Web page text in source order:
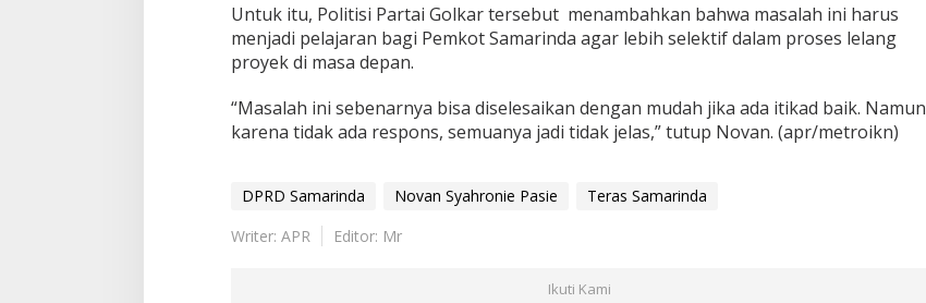
Untuk itu, Politisi Partai Golkar tersebut menambahkan bahwa masalah ini harus
menjadi pelajaran bagi Pemkot Samarinda agar lebih selektif dalam proses lelang
proyek di masa depan.
“Masalah ini sebenarnya bisa diselesaikan dengan mudah jika ada itikad baik. Namun
karena tidak ada respons, semuanya jadi tidak jelas,” tutup Novan. (apr/metroikn)
DPRD Samarinda Novan Syahronie Pasie
Teras Samarinda
Writer: APR
Editor: Mr
Ikuti Kami